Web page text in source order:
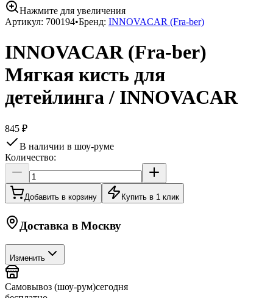
Нажмите для увеличения
Артикул: 700194•Бренд: INNOVACAR (Fra-ber)
INNOVACAR (Fra-ber)
Мягкая кисть для
детейлинга / INNOVACAR
845 ₽
В наличии в шоу-руме
Количество:
Добавить в корзину Купить в 1 клик
Доставка в Москву
Изменить
Самовывоз (шоу-рум)сегодня